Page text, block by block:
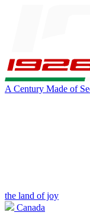
A Century Made of
the land of joy
Canada